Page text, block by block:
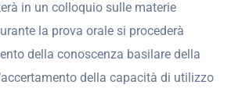
in un colloquio sulle materie
la prova orale si procederà
della conoscenza basilare della
della capacità di utilizzo